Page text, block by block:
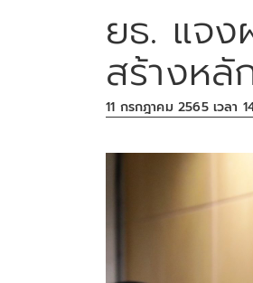
ยธ. แจ
สร้างหลั
11 กรกฎาคม 2565 เวลา